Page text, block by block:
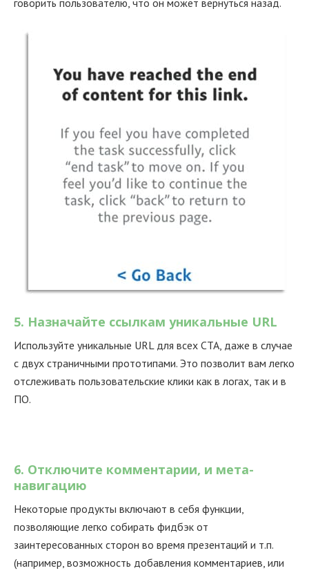
говорить пользователю, что он может вернуться назад.
5. Назначайте ссылкам уникальные URL
Используйте уникальные URL для всех СТА, даже в случае
с двух страничными прототипами. Это позволит вам легко
отслеживать пользовательские клики как в логах, так и в
ПО.
6. Отключите комментарии, и мета-
навигацию
Некоторые продукты включают в себя функции,
позволяющие легко собирать фидбэк от
заинтересованных сторон во время презентаций и т.п.
(например, возможность добавления комментариев, или